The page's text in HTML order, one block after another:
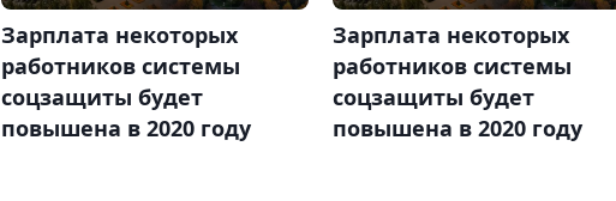
Зарплата некоторых
работников системы
соцзащиты будет
повышена в 2020 году
Зарплата некоторых
работников системы
соцзащиты будет
повышена в 2020 году